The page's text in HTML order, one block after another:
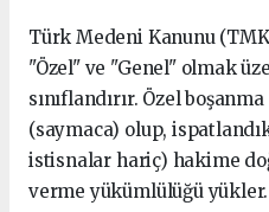
Türk Medeni Kanunu
"Özel" ve "Genel" olmak
sınıflandırır. Özel
(saymaca) olup,
istisnalar hariç) hakime
verme yükümlülüğü yükler.